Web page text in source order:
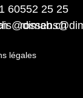
60552 25 25
légales